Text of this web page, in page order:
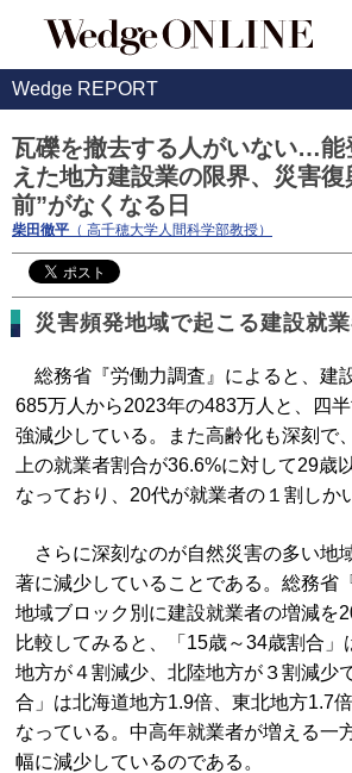
Wedge REPORT
瓦礫を撤去する人がいない…能
えた地方建設業の限界、災害復
前”がなくなる日
柴田徹平 （ 高千穂大学人間科学部教授）
災害頻発地域で起こる建設就
総務省『労働力調査』によると、建
685万人から2023年の483万人と、四
強減少している。また高齢化も深刻で
上の就業者割合が36.6%に対して29歳
なっており、20代が就業者の１割しか
さらに深刻なのが自然災害の多い地
著に減少していることである。総務省
地域ブロック別に建設就業者の増減を
比較してみると、「15歳～34歳割合」
地方が４割減少、北陸地方が３割減少
合」は北海道地方1.9倍、東北地方1.7
なっている。中高年就業者が増える一
幅に減少しているのである。